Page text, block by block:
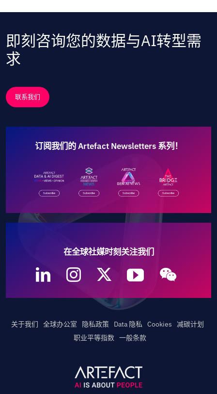
即刻咨询您的数据与AI转型需
求
联系我们
订阅我们的 Artefact Newsletters 系列！
在全球社媒时刻关注我们
关于我们 全球办公室 隐私政策 Data 隐私 Cookies
减碳计划
职业平等指数 一般条款